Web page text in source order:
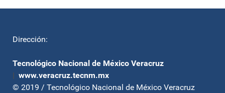
Dirección:
Tecnológico Nacional de México Veracruz
| www.veracruz.tecnm.mx
© 2019 / Tecnológico Nacional de México Veracruz